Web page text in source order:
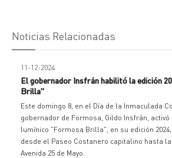
Noticias Relacionadas
11-12-2024
El gobernador Insfrán habilitó la edición
Brilla"
Este domingo 8, en el Día de la Inmaculada
gobernador de Formosa, Gildo Insfrán,
lumínico "Formosa Brilla", en su edición
desde el Paseo Costanero capitalino hasta
Avenida 25 de Mayo.